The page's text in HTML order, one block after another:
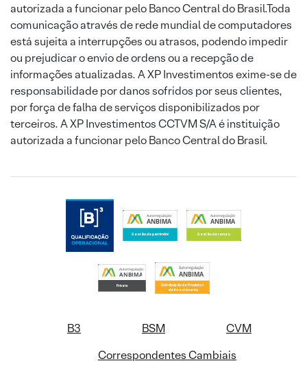
autorizada a funcionar pelo Banco Central do Brasil.Toda
comunicação através de rede mundial de computadores
está sujeita a interrupções ou atrasos, podendo impedir
ou prejudicar o envio de ordens ou a recepção de
informações atualizadas. A XP Investimentos exime-se de
responsabilidade por danos sofridos por seus clientes,
por força de falha de serviços disponibilizados por
terceiros. A XP Investimentos CCTVM S/A é instituição
autorizada a funcionar pelo Banco Central do Brasil.
B3 BSM
CVM
Correspondentes Cambiais